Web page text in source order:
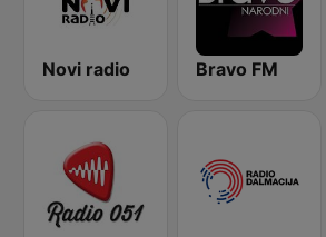
Novi radio Bravo FM